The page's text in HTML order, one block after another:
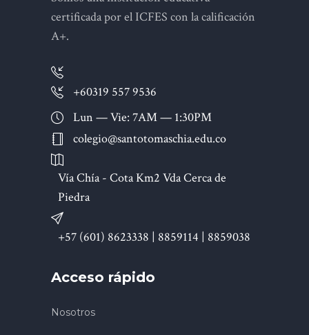
certificada por el ICFES con la calificación
A+.
+60319 557 9536
Lun — Vie: 7AM — 1:30PM
colegio@santotomaschia.edu.co
Vía Chía - Cota Km2 Vda Cerca de
Piedra
+57 (601) 8623338 | 8859114 | 8859038
Acceso rápido
Nosotros